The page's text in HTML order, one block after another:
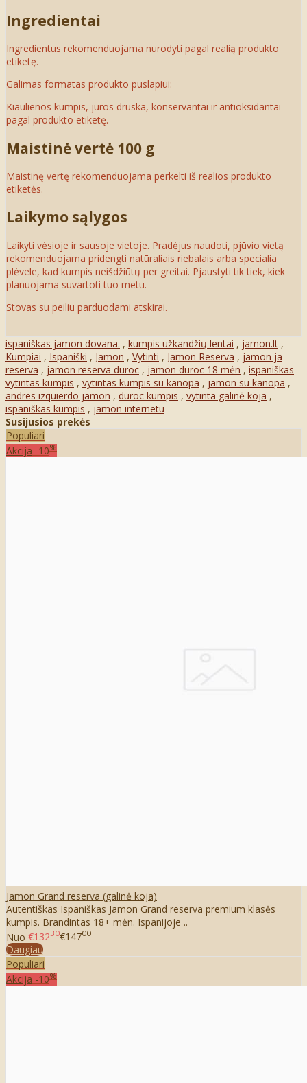
Ingredientai
Ingredientus rekomenduojama nurodyti pagal realią produkto
etiketę.
Galimas formatas produkto puslapiui:
Kiaulienos kumpis, jūros druska, konservantai ir antioksidantai
pagal produkto etiketę.
Maistinė vertė 100 g
Maistinę vertę rekomenduojama perkelti iš realios produkto
etiketės.
Laikymo sąlygos
Laikyti vėsioje ir sausoje vietoje. Pradėjus naudoti, pjūvio vietą
rekomenduojama pridengti natūraliais riebalais arba specialia
plėvele, kad kumpis neišdžiūtų per greitai. Pjaustyti tik tiek, kiek
planuojama suvartoti tuo metu.
Stovas su peiliu parduodami atskirai.
ispaniškas jamon dovana. , kumpis užkandžių lentai , jamon.lt ,
Kumpiai , Ispaniški , Jamon , Vytinti , Jamon Reserva , jamon ja
reserva , jamon reserva duroc , jamon duroc 18 mėn , ispaniškas
vytintas kumpis , vytintas kumpis su kanopa , jamon su kanopa ,
andres izquierdo jamon , duroc kumpis , vytinta galinė koja ,
ispaniškas kumpis , jamon internetu
Susijusios prekės
Populiari
Akcija -10%
Jamon Grand reserva (galinė koja)
Autentiškas Ispaniškas Jamon Grand reserva premium klasės
kumpis. Brandintas 18+ mėn. Ispanijoje ..
Nuo €13230€14700
Daugiau
Populiari
Akcija -10%